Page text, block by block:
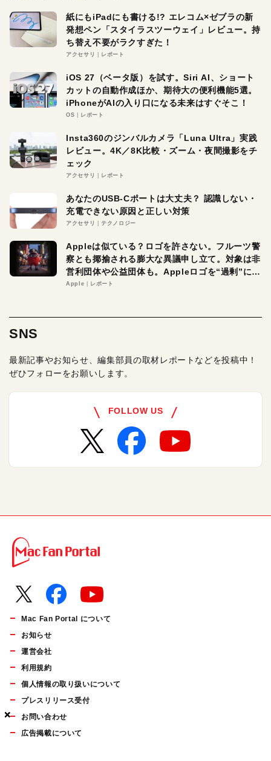
×
×
×
紙にもiPadにも書ける!? エレコム×ゼブラの新
発想ペン「スタイラスツーウェイ」レビュー。持
ち替え不要がラクすぎた！
アクセサリ レポート
iOS 27（ベータ版）を試す。Siri AI、ショート
カットの自動作成ほか、期待大の便利機能5選。
iPhoneがAIの入り口になる未来はすぐそこ！
OS レポート
Insta360のジンバルカメラ「Luna Ultra」実践
レビュー。4K／8K比較・ズーム・夜間撮影をチ
ェック
アクセサリ レポート
あなたのUSB-Cポートは大丈夫？ 認識しない・
充電できない原因と正しい対策
アクセサリ テクノロジー
Appleは似ている？ロゴを許さない。フルーツ警
察とも揶揄される膨大な異議申し立て。対象は非
営利団体や公益団体も。Appleロゴを“過剰”に守
る理由とは
Apple レポート
SNS
最新記事やお知らせ、編集部員の取材レポートなどを投稿中！
ぜひフォローをお願いします。
FOLLOW US
Mac Fan Portal について
お知らせ
運営会社
利用規約
個人情報の取り扱いについて
プレスリリース受付
お問い合わせ
広告掲載について